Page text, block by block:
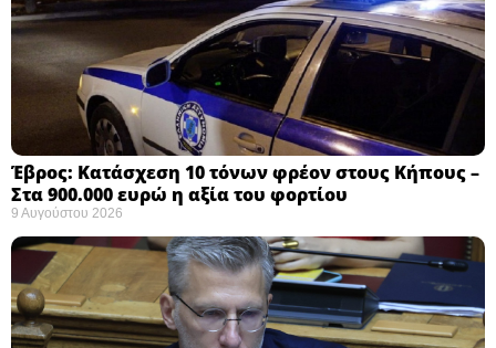
Έβρος: Κατάσχεση 10 τόνων φρέον στους Κήπους –
Στα 900.000 ευρώ η αξία του φορτίου ​
9 Αυγούστου 2026